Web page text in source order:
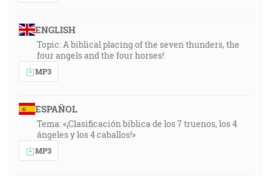
ENGLISH
Topic: A biblical placing of the seven thunders, the
four angels and the four horses!
MP3
ESPAÑOL
Tema: «¡Clasificación bíblica de los 7 truenos, los 4
ángeles y los 4 caballos!»
MP3